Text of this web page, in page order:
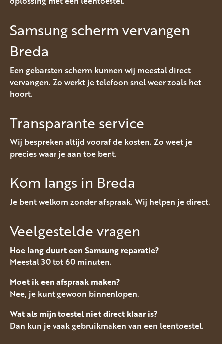
Samsung scherm vervangen
Breda
Een gebarsten scherm kunnen wij meestal direct
vervangen. Zo werkt je telefoon snel weer zoals het
hoort.
Transparante service
Wij bespreken altijd vooraf de kosten. Zo weet je
precies waar je aan toe bent.
Kom langs in Breda
Je bent welkom zonder afspraak. Wij helpen je direct.
Veelgestelde vragen
Hoe lang duurt een Samsung reparatie?
Meestal 30 tot 60 minuten.
Moet ik een afspraak maken?
Nee, je kunt gewoon binnenlopen.
Wat als mijn toestel niet direct klaar is?
Dan kun je vaak gebruikmaken van een leentoestel.